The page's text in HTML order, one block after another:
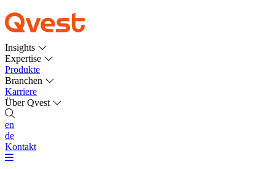
Insights
Expertise
Produkte
Branchen
Karriere
Über Qvest
en
de
Kontakt